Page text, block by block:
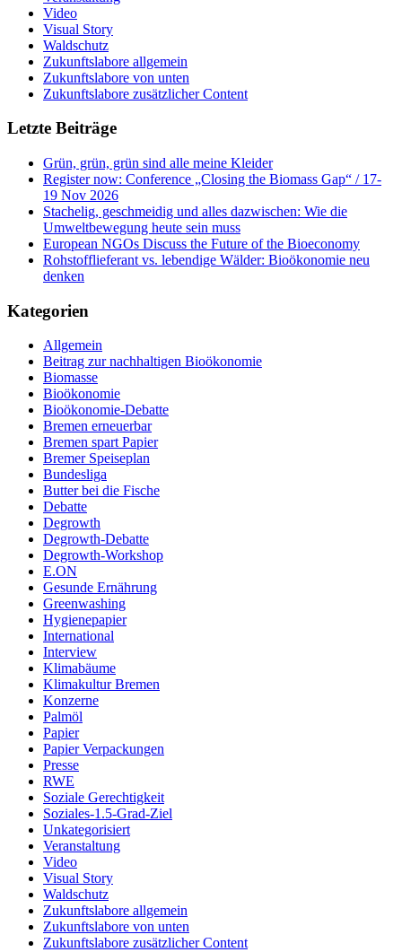
Video
Visual Story
Waldschutz
Zukunftslabore allgemein
Zukunftslabore von unten
Zukunftslabore zusätzlicher Content
Letzte Beiträge
Grün, grün, grün sind alle meine Kleider
Register now: Conference „Closing the Biomass Gap“ / 17-
19 Nov 2026
Stachelig, geschmeidig und alles dazwischen: Wie die
Umweltbewegung heute sein muss
European NGOs Discuss the Future of the Bioeconomy
Rohstofflieferant vs. lebendige Wälder: Bioökonomie neu
denken
Kategorien
Allgemein
Beitrag zur nachhaltigen Bioökonomie
Biomasse
Bioökonomie
Bioökonomie-Debatte
Bremen erneuerbar
Bremen spart Papier
Bremer Speiseplan
Bundesliga
Butter bei die Fische
Debatte
Degrowth
Degrowth-Debatte
Degrowth-Workshop
E.ON
Gesunde Ernährung
Greenwashing
Hygienepapier
International
Interview
Klimabäume
Klimakultur Bremen
Konzerne
Palmöl
Papier
Papier Verpackungen
Presse
RWE
Soziale Gerechtigkeit
Soziales-1.5-Grad-Ziel
Unkategorisiert
Veranstaltung
Video
Visual Story
Waldschutz
Zukunftslabore allgemein
Zukunftslabore von unten
Zukunftslabore zusätzlicher Content